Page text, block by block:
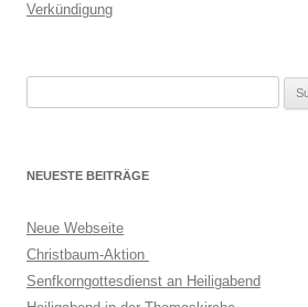
Verkündigung
NEUESTE BEITRÄGE
Neue Webseite
Christbaum-Aktion
Senfkorngottesdienst an Heiligabend